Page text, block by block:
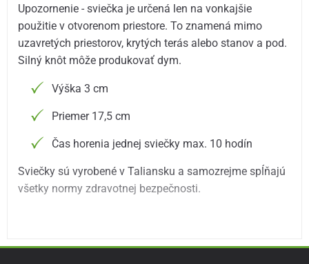
Upozornenie - sviečka je určená len na vonkajšie
použitie v otvorenom priestore. To znamená mimo
uzavretých priestorov, krytých terás alebo stanov a pod.
Silný knôt môže produkovať dym.
Výška 3 cm
Priemer 17,5 cm
Čas horenia jednej sviečky max. 10 hodín
Sviečky sú vyrobené v Taliansku a samozrejme spĺňajú
všetky normy zdravotnej bezpečnosti.